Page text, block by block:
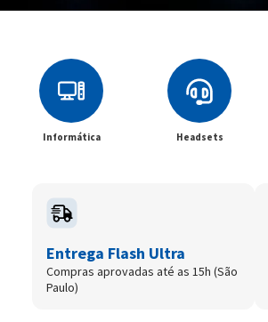
Informática Headsets
Entrega Flash Ultra
Compras aprovadas até as 15h (São
Paulo)